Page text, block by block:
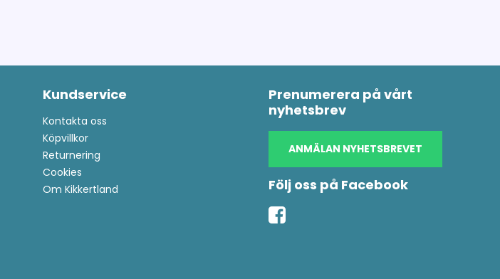
Kundservice
Kontakta oss
Köpvillkor
Returnering
Cookies
Om Kikkertland
Prenumerera på vårt
nyhetsbrev
ANMÄLAN NYHETSBREVET
Följ oss på Facebook